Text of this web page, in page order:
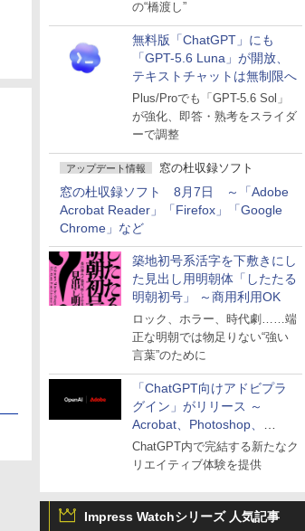
の“橋渡し”
無料版「ChatGPT」にも
「GPT-5.6 Luna」が開放、
テキストチャットは無制限へ
Plus/Proでも「GPT-5.6 Sol」
が強化、即答・熟考をスライダ
ーで調整
アップデート情報 窓の杜収録ソフト
窓の杜収録ソフト 8月7日 ～「Adobe
Acrobat Reader」「Firefox」「Google
Chrome」など
築地初号系活字を下敷きにし
た見出し用明朝体「したたる
明朝初号」 ～商用利用OK
ロック、ホラー、時代劇……端
正な明朝では物足りない“強い
言葉”のために
「ChatGPT向けアドビプラ
グイン」がリリース ～
Acrobat、Photoshop、
Premiereなどの機能を1つの
プラグインに統合
ChatGPT内で完結する新たなク
リエイティブ体験を提供
Impress Watchシリーズ 人気記事